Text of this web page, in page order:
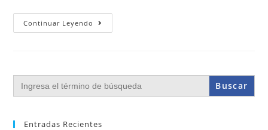
Continuar Leyendo
Buscar:
Entradas Recientes